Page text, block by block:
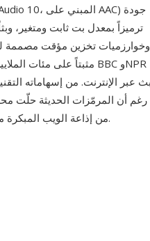
وخوارزميات تخزين مؤقت مصممة
محتوى RA من إذاعة الويب المبكرة موجودة وتحتاج إلى تحويل للتشغيل على الأجهزة الحالية.